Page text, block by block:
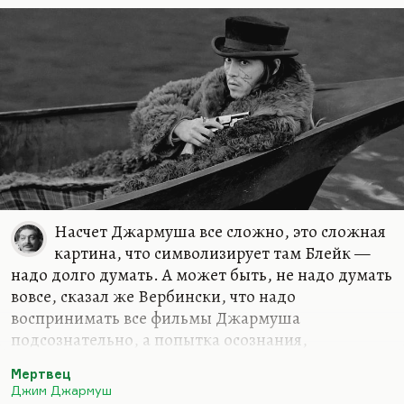
Насчет Джармуша все сложно, это сложная
картина, что символизирует там Блейк —
надо долго думать. А может быть, не надо думать
вовсе, сказал же Вербински, что надо
воспринимать все фильмы Джармуша
подсознательно, а попытка осознания,
мне кажется, когда сам Вербински стал снимать в
Мертвец
Джим Джармуш